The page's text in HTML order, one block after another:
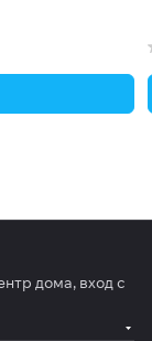
дома, вход с